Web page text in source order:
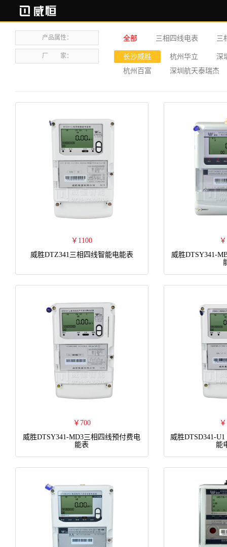
产品属性： 全部 三相四线电表 三
厂 家： 长沙威胜 杭州华立
深
杭州百富
深圳航天泰瑞杰
￥1100
威胜DTZ341三相四线智能电能表
威胜DTSY341-
￥700
威胜DTSY341-MD3三相四线预付费电
能表
威胜DTSD341-
能